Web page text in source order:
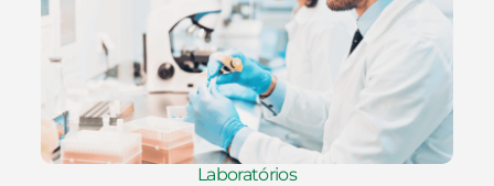
Laboratórios